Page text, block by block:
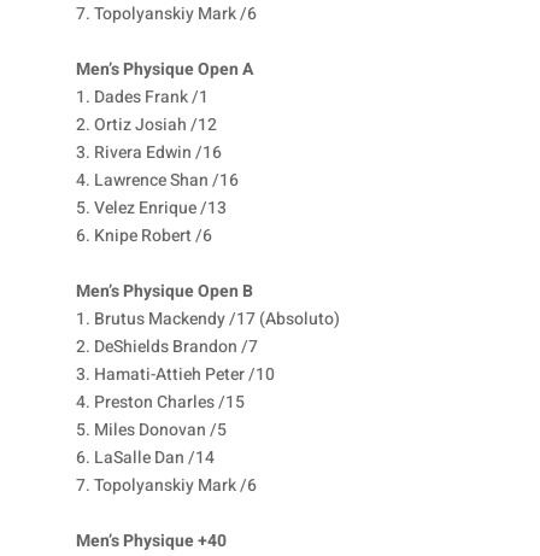
7. Topolyanskiy Mark /6
Men’s Physique Open A
1. Dades Frank /1
2. Ortiz Josiah /12
3. Rivera Edwin /16
4. Lawrence Shan /16
5. Velez Enrique /13
6. Knipe Robert /6
Men’s Physique Open B
1. Brutus Mackendy /17 (Absoluto)
2. DeShields Brandon /7
3. Hamati-Attieh Peter /10
4. Preston Charles /15
5. Miles Donovan /5
6. LaSalle Dan /14
7. Topolyanskiy Mark /6
Men’s Physique +40